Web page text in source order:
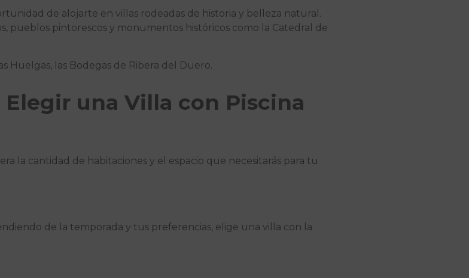
de alojarte en villas rodeadas de historia y belleza natural.
pueblos pintorescos y monumentos históricos como la Catedral de
Huelgas, las Bodegas de Ribera del Duero.
una Villa con Piscina
la cantidad de habitaciones y el espacio que necesitarás para tu
de la temporada y tus preferencias, elige una villa con la